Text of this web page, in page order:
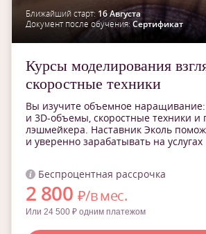
Ближайший старт: 16 Августа
Документ после обучения:Сертификат
Курсы моделирования
скоростные техники
Вы изучите объемное
и 3D-объемы, скоростные техники
лэшмейкера. Наставник Эколь
и уверенно зарабатывать на услугах
Беспроцентная рассрочка
2 800 ₽/в мес.
Или 24 500 ₽ одним платежом